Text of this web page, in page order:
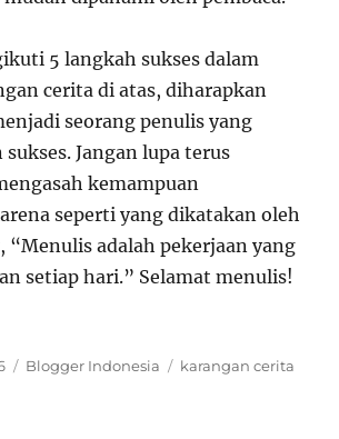
5 langkah sukses dalam
cerita di atas, diharapkan
seorang penulis yang
Jangan lupa terus
kemampuan
seperti yang dikatakan oleh
“Menulis adalah pekerjaan yang
setiap hari.” Selamat menulis!
Categories
Blogger Indonesia Tags
karangan cerita